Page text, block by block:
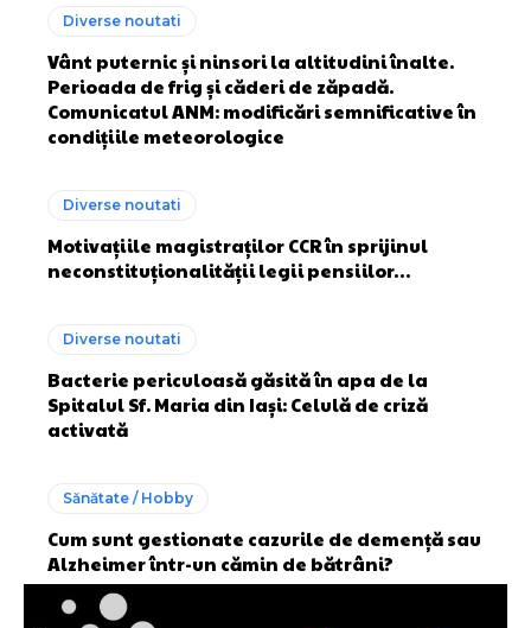
Diverse noutati
Vânt puternic și ninsori la altitudini înalte.
Perioada de frig și căderi de zăpadă.
Comunicatul ANM: modificări semnificative în
condițiile meteorologice
Diverse noutati
Motivațiile magistraților CCR în sprijinul
neconstituționalității legii pensiilor…
Diverse noutati
Bacterie periculoasă găsită în apa de la
Spitalul Sf. Maria din Iaşi: Celulă de criză
activată
Sănătate / Hobby
Cum sunt gestionate cazurile de demență sau
Alzheimer într-un cămin de bătrâni?